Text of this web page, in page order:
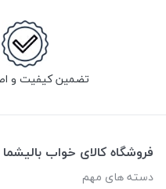
تضمین کیفیت و
فروشگاه کالای خواب بالیشما
دسته های مهم